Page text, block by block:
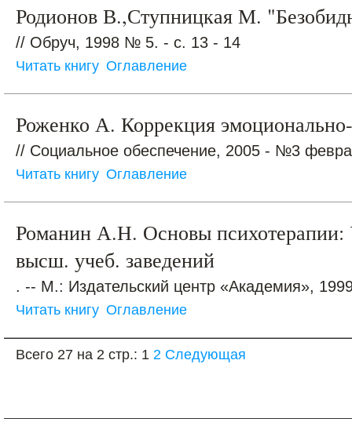
Родионов В.,Ступницкая М.
// Обруч, 1998 № 5. - с. 13 - 14
Читать книгу Оглавление
Роженко А. Коррекция
// Социальное обеспечение, 2005 - №3
Читать книгу Оглавление
Романин А.Н. Основы психотерапии:
высш. учеб. заведений
. -- М.: Издательский центр «Академия»,
Читать книгу Оглавление
Всего 27 на 2 стр.: 1 2 Следующая